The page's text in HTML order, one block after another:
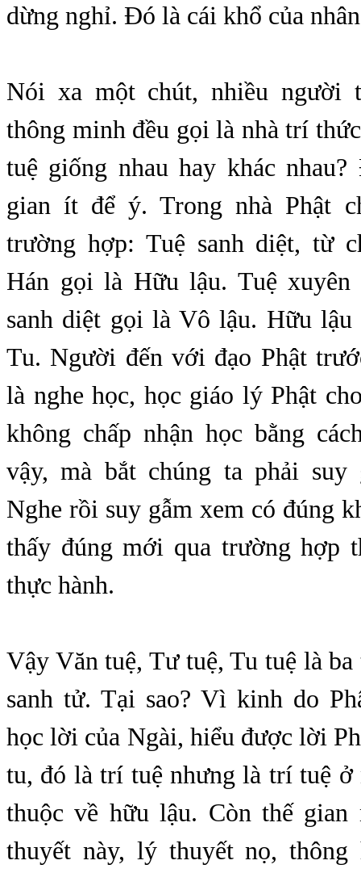
dừng nghỉ. Đó là cái khổ của
Nói xa một chút, nhiều người
thông minh đều gọi là nhà trí
tuệ giống nhau hay khác
gian ít để ý. Trong nhà Phật
trường hợp: Tuệ sanh diệt, từ
Hán gọi là Hữu lậu. Tuệ xuyên
sanh diệt gọi là Vô lậu. Hữu
Tu. Người đến với đạo Phật
là nghe học, học giáo lý Phật
không chấp nhận học bằng
vậy, mà bắt chúng ta phải
Nghe rồi suy gẫm xem có đúng
thấy đúng mới qua trường hợp
thực hành.
Vậy Văn tuệ, Tư tuệ, Tu tuệ là
sanh tử. Tại sao? Vì kinh do
học lời của Ngài, hiểu được lời
tu, đó là trí tuệ nhưng là trí tuệ ở
thuộc về hữu lậu. Còn thế
thuyết này, lý thuyết nọ,